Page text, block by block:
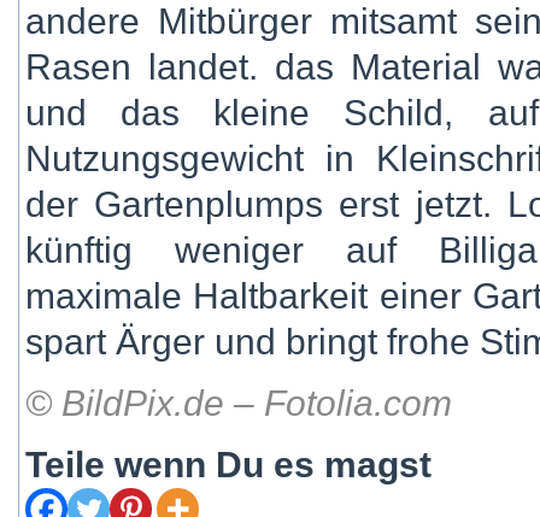
andere Mitbürger mitsamt
Rasen landet. das Material
und das kleine Schild,
Nutzungsgewicht in
der Gartenplumps erst jetzt.
künftig weniger auf
maximale Haltbarkeit einer
spart Ärger und bringt frohe
© BildPix.de – Fotolia.com
Teile wenn Du es magst